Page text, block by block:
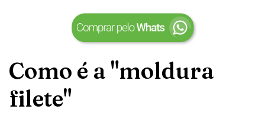
Como é a "moldura
filete"